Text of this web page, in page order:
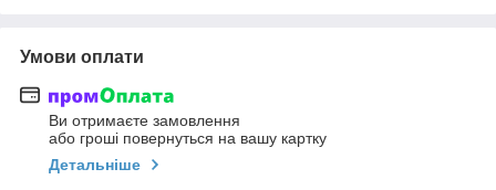
Умови оплати
Ви отримаєте замовлення
або гроші повернуться на вашу картку
Детальніше